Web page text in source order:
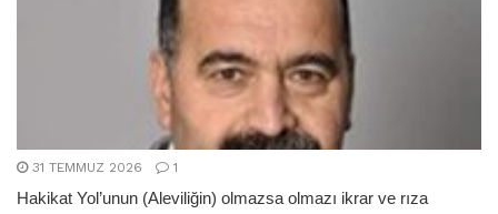
31 TEMMUZ 2026 1
Hakikat Yol’unun (Aleviliğin) olmazsa olmazı ikrar ve rıza